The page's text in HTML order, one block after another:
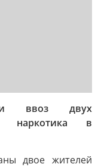
ввоз двух
наркотика в
двое жителей